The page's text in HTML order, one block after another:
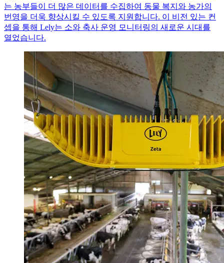
는 농부들이 더 많은 데이터를 수집하여 동물 복지와 농가의
번영을 더욱 향상시킬 수 있도록 지원합니다. 이 비전 있는 컨
셉을 통해 Lely는 소와 축사 운영 모니터링의 새로운 시대를
열었습니다.